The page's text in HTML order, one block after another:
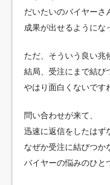
だいたいのバイヤーさ
成果が出せるようにな
ただ、そういう良い兆
結局、受注にまで結び
やはり面白くないです
問い合わせが来て、
迅速に返信をしたはず
なぜか受注に結びつか
バイヤーの悩みのひと